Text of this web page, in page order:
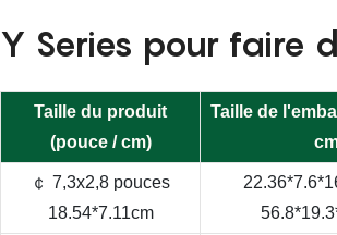
Y Series pour faire
Taille du produit
(pouce / cm)
Taille de
￠ 7,3x2,8 pouces
18.54*7.11cm